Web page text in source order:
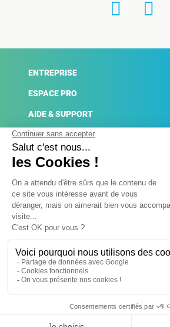
ENTREPRISE
ESPACE PRO
AIDE & SUPPORT
ACTUALITÉS
Mentions légales
Conditions générales de
Plateforme de